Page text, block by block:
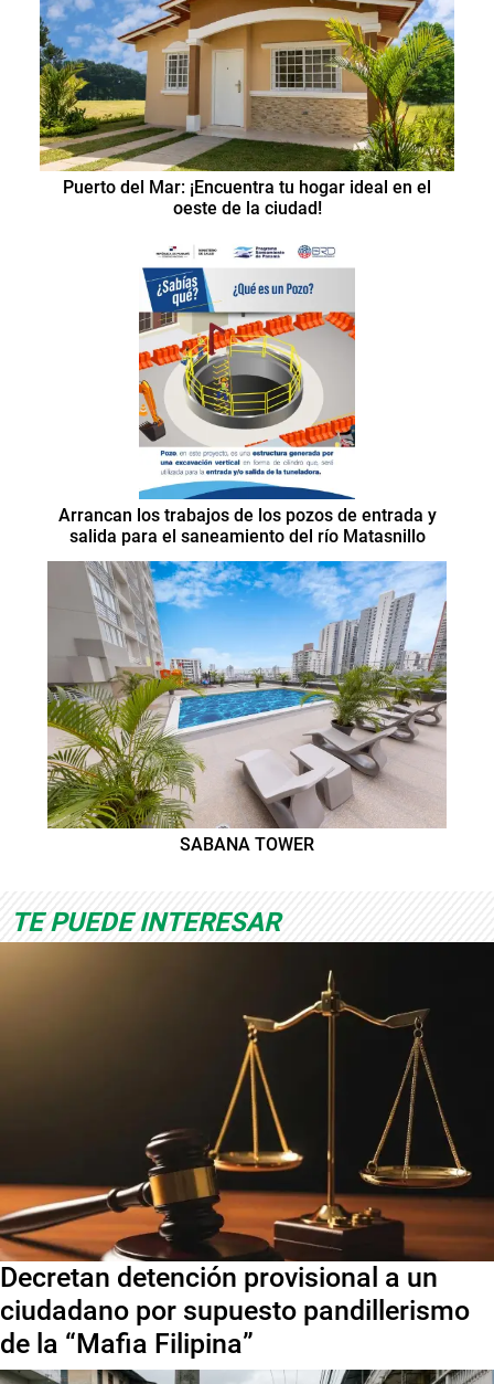
Puerto del Mar: ¡Encuentra tu hogar ideal en el
oeste de la ciudad!
Arrancan los trabajos de los pozos de entrada y
salida para el saneamiento del río Matasnillo
SABANA TOWER
TE PUEDE INTERESAR
Decretan detención provisional a un
ciudadano por supuesto pandillerismo
de la “Mafia Filipina”